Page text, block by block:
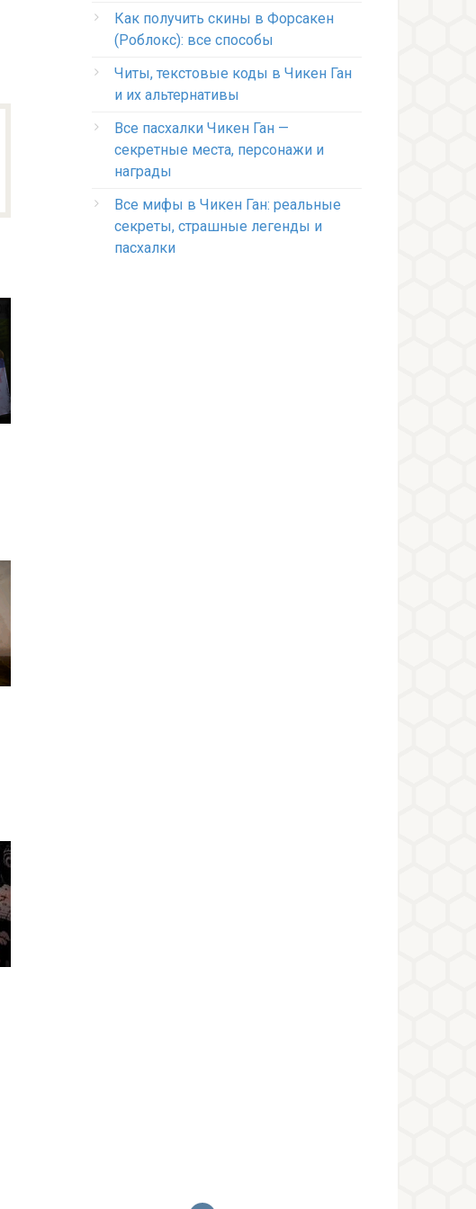
Как получить скины в Форсакен
(Роблокс): все способы
Читы, текстовые коды в Чикен Ган
и их альтернативы
Все пасхалки Чикен Ган —
секретные места, персонажи и
награды
Все мифы в Чикен Ган: реальные
секреты, страшные легенды и
пасхалки